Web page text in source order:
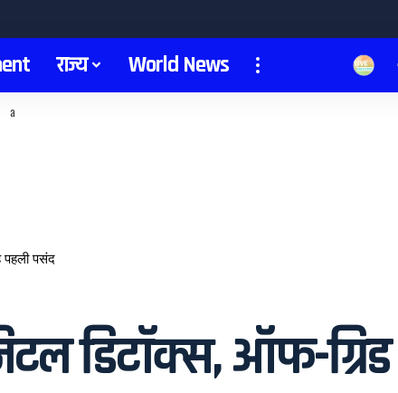
राज्य World News
a
पसंद
डिटॉक्स, ऑफ-